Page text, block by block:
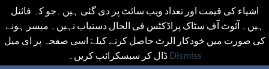
اشیاء کی قیمت اور تعداد ویب سائٹ پر دی گئی ہیں۔جو کہ فائنل
ہیں۔ آئوٹ آف سٹاک پراڈکٹس فی الحال دستیاب نہیں۔ میسر ہونے
کی صورت میں خودکار الرٹ حاصل کرنے کیلےَ اسی صفحہ پر ای میل
ڈال کر سبسکرائب کریں۔ Dismiss